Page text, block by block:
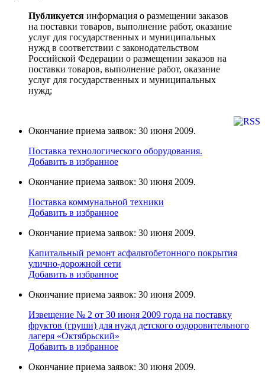
Публикуется информация о размещении заказов
на поставки товаров, выполнение работ, оказание
услуг для государственных и муниципальных
нужд в соответствии с законодательством
Российской Федерации о размещении заказов на
поставки товаров, выполнение работ, оказание
услуг для государственных и муниципальных
нужд;
Окончание приема заявок: 30 июня 2009.
Поставка технологического оборудования.
Добавить в избранное
Окончание приема заявок: 30 июня 2009.
Поставка коммунальной техники
Добавить в избранное
Окончание приема заявок: 30 июня 2009.
Капитальный ремонт асфальтобетонного покрытия
улично-дорожной сети
Добавить в избранное
Окончание приема заявок: 30 июня 2009.
Извещение № 2 от 30 июня 2009 года на поставку
фруктов (груши) для нужд детского оздоровительного
лагеря «Октябрьский»
Добавить в избранное
Окончание приема заявок: 30 июня 2009.